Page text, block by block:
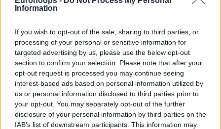
Information
If you wish to opt-out of the sale, sharing to third parties, or
processing of your personal or sensitive information for
targeted advertising by us, please use the below opt-out
section to confirm your selection. Please note that after your
opt-out request is processed you may continue seeing
interest-based ads based on personal information utilized by
us or personal information disclosed to third parties prior to
your opt-out. You may separately opt-out of the further
disclosure of your personal information by third parties on the
IAB’s list of downstream participants. This information may